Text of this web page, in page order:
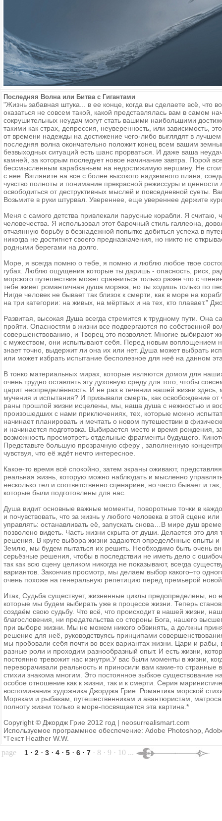
Последняя Волна или Битва с Гигантами
"Жизнь забавная штука... в ее конце, когда вы сделаете всё, что
оказаться не совсем такой, какой представлялась вам в самом
сокрушительных неудач могут стать вашими наибольшими
такими как страх, депрессия, неуверенность, или зависимость,
от времени надежды на достижение чего-либо выглядят в
последняя волна окончательно положит конец всем вашим
безвыходных ситуаций есть шанс прорваться. И даже ваша
камней, за которым последует новое начинание завтра. Порой
бессмысленным карабканьем на недостижимую вершину. Не стоит
с нее. Взгляните на все с более высокого надземного плана,
чувство полноты и понимание прекрасной режиссуры и
освободиться от деструктивных мыслей и повседневной суеты.
Возьмите в руки штурвал. Увереннее, еще увереннее держите
Меня с самого детства привлекали парусные корабли. Я
человечества. Я использовал этот барочный стиль галлеона,
отчаянную борьбу в безнадежной попытке добиться успеха в
никогда не достигнет своего предназначения, но никто не
родными берегами на долго.
Море, я всегда помню о тебе, я помню и люблю любое твое
губах. Люблю ощущения которые ты даришь - опасность, риск,
морского путешествия может сравниться только разве что с
тебе живет романтичная душа моряка, но ты ходишь только по
Нигде человек не бывает так близок к смерти, как в море на
на три категории: на живых, на мёртвых и на тех, кто плавает."
Развитая, высокая Душа всегда стремится к трудному пути. Она
пройти. Опасностям в жизни все подвергаются по собственной
совершенствованию, и Творец это позволяет. Многие выбирают
с мужеством, они испытывают себя. Перед новым воплощением
знает точно, выдержит ли она их или нет. Душа может выбрать
или может избрать испытание бесполезное для неё на данном
В тонко материальных мирах, которые являются домом для
очень трудно оставлять эту духовную среду для того, чтобы
царит неопределённость. И не раз в течении нашей жизни
мучения и испытания? И призывали смерть, как освобождение
раны прошлой жизни исцелены, мы, наша душа с нежностью и
произошедших с нами приключениях, тех, которые можно
начинает планировать и мечтать о новом путешествии в
и начинается подготовка. Выбирается место и время рождения,
возможность просмотреть отдельные фрагменты будущего.
Представьте большую прозрачную сферу , заполненную
чувствуя, что её ждёт нечто интересное.
Какое-то время всё спокойно, затем экраны оживают,
реальная жизнь, которую можно наблюдать и мысленно
несколько тел и соответственно сценариев, но часто бывает и
которые были подготовлены для нас.
Душа видит основные важные моменты, поворотные точки в
и почувствовать, что за жизнь у любого человека в этой сцене
управлять: останавливать её, запускать снова…В мире душ
позволено видеть. Часть жизни скрыта от души. Делается это
решения. В круге выбора жизни задаются определённые опыты
Землю, мы будем пытаться их решить. Необходимо быть очень
серьёзные решения, чтобы в последствии не иметь дело с
так как всю сцену целиком никогда не показывают, всегда
вариантов. Закончив просмотр, мы делаем выбор какого–то
очень похоже на генеральную репетицию перед премьерой
Итак, Судьба существует, жизненные циклы предопределены, но
которые мы будем выбирать уже в процессе жизни. Теперь
создаём свою судьбу. Что всё, что происходит в нашей жизни,
благословения, ни предательства со стороны Бога, нашего
при выборе жизни. Мы не можем никого обвинять, а должны
решение для неё, руководствуясь принципами
мы пробовали себя почти во всех вариантах жизни. Цари и
разные роли и проходим разнообразный опыт. И есть жизни,
постоянно тревожит нас изнутри.У вас были моменты в жизни,
переворачивали реальность и приносили вам какие-то странные
стихии знакома многим. Это постоянное зыбкое существование
особое отношение как к жизни, так и к смерти. Серия
воспоминания художника Джорджа Грие. Романтика морской
Морякам и рыбакам, путешественникам и авантюристам,
полноту жизни только в море-посвящается эта картина.*
Copyright © Джордж Грие 2012 год | neosurrealismart.com
Используемое программное обеспечение: Adobe Photoshop,
*Tекст Heather W.W.
page 1 · 2 · 3 · 4 · 5 · 6 · 7 · 8 · 9 · 10 ...